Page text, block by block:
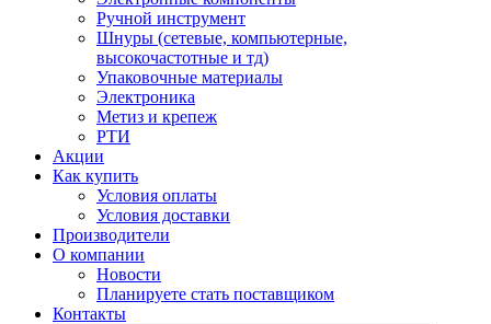
Ручной инструмент
Шнуры (сетевые, компьютерные,
высокочастотные и тд)
Упаковочные материалы
Электроника
Метиз и крепеж
РТИ
Акции
Как купить
Условия оплаты
Условия доставки
Производители
О компании
Новости
Планируете стать поставщиком
Контакты